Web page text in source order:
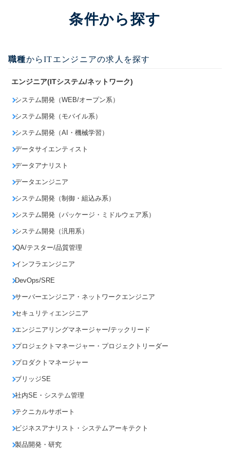
条件から探す
職種からITエンジニアの求人を探す
エンジニア(ITシステム/ネットワーク)
システム開発（WEB/オープン系）
システム開発（モバイル系）
システム開発（AI・機械学習）
データサイエンティスト
データアナリスト
データエンジニア
システム開発（制御・組込み系）
システム開発（パッケージ・ミドルウェア系）
システム開発（汎用系）
QA/テスター/品質管理
インフラエンジニア
DevOps/SRE
サーバーエンジニア・ネットワークエンジニア
セキュリティエンジニア
エンジニアリングマネージャー/テックリード
プロジェクトマネージャー・プロジェクトリーダー
プロダクトマネージャー
ブリッジSE
社内SE・システム管理
テクニカルサポート
ビジネスアナリスト・システムアーキテクト
製品開発・研究